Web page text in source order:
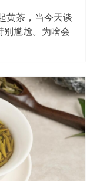
黄茶，当今天谈
别尴尬。为啥会